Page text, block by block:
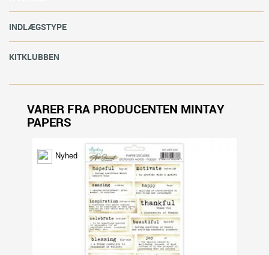
INDLÆGSTYPE
KITKLUBBEN
VARER FRA PRODUCENTEN MINTAY
PAPERS
Nyhed